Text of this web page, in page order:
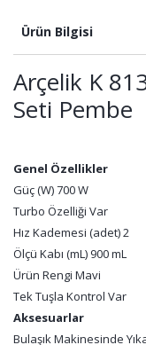
Ürün Bilgisi
Arçelik K
Seti Pembe
Genel Özellikler
Güç (W) 700 W
Turbo Özelliği Var
Hız Kademesi (adet) 2
Ölçü Kabı (mL) 900 mL
Ürün Rengi Mavi
Tek Tuşla Kontrol Var
Aksesuarlar
Bulaşık Makinesinde